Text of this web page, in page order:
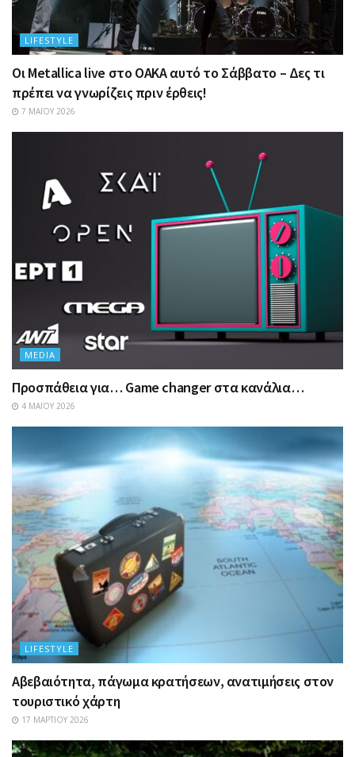
LIFESTYLE
Οι Metallica live στο ΟΑΚΑ αυτό το Σάββατο – Δες τι
πρέπει να γνωρίζεις πριν έρθεις!
7 ΜΑΪ́ΟΥ 2026
MEDIA
Προσπάθεια για… Game changer στα κανάλια…
4 ΜΑΪ́ΟΥ 2026
LIFESTYLE
Αβεβαιότητα, πάγωμα κρατήσεων, ανατιμήσεις στον
τουριστικό χάρτη
17 ΜΑΡΤΊΟΥ 2026